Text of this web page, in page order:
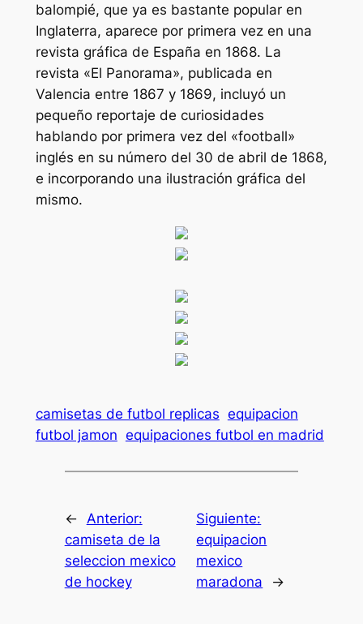
balompié, que ya es bastante popular en
Inglaterra, aparece por primera vez en una
revista gráfica de España en 1868. La
revista «El Panorama», publicada en
Valencia entre 1867 y 1869, incluyó un
pequeño reportaje de curiosidades
hablando por primera vez del «football»
inglés en su número del 30 de abril de 1868,
e incorporando una ilustración gráfica del
mismo.
camisetas de futbol replicas equipacion
futbol jamon equipaciones futbol en madrid
← Anterior:
camiseta de la
seleccion mexico
de hockey
Siguiente:
equipacion
mexico
maradona
→